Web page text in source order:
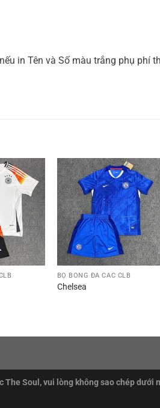
in Tên và Số màu trắng phụ phí
BỘ BÓNG ĐÁ CÁC CLB
Chelsea
The Soul, vui lòng không sao chép dưới